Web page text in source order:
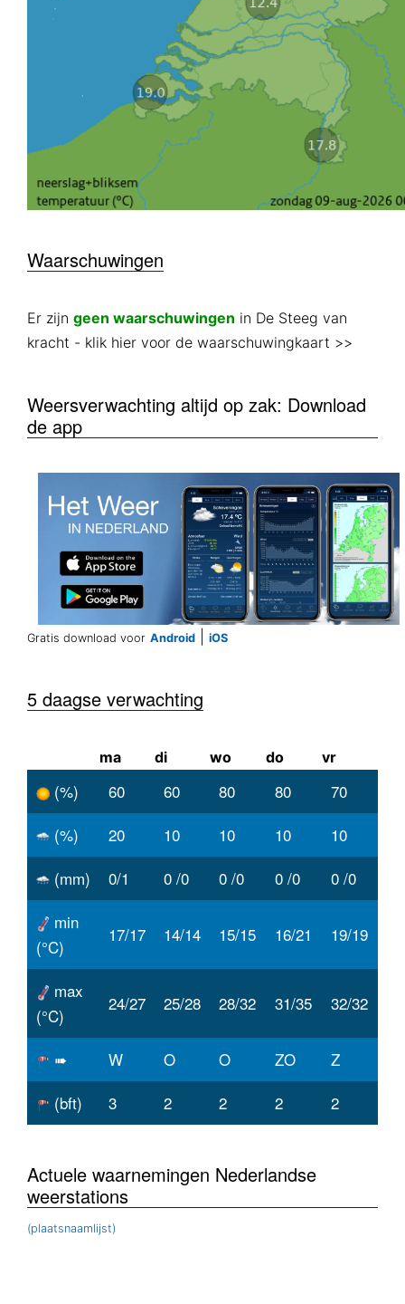
Waarschuwingen
Er zijn geen waarschuwingen in De Steeg van
kracht - klik hier voor de waarschuwingkaart >>
Weersverwachting altijd op zak: Download
de app
Gratis download voor Android iOS
5 daagse verwachting
ma di wo do vr
(%) 60 60 80 80
70
(%)
20 10 10 10
10
(mm)
0/1 0 /0 0 /0 0 /0
0 /0
min
(°C)
17/17 14/14 15/15 16/21 19/19
max
(°C)
24/27 25/28 28/32 31/35 32/32
➠ W O O ZO
Z
(bft)
3 2 2 2 2
Actuele waarnemingen Nederlandse
weerstations
(plaatsnaamlijst)